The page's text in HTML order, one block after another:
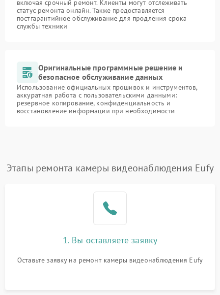
включая срочный ремонт. Клиенты могут отслеживать
статус ремонта онлайн. Также предоставляется
постгарантийное обслуживание для продления срока
службы техники
Оригинальные программные решение и
безопасное обслуживание данных
Использование официальных прошивок и инструментов,
аккуратная работа с пользовательскими данными:
резервное копирование, конфиденциальность и
восстановление информации при необходимости
Этапы ремонта камеры видеонаблюдения Eufy
1. Вы оставляете заявку
Оставьте заявку на ремонт камеры видеонаблюдения Eufy